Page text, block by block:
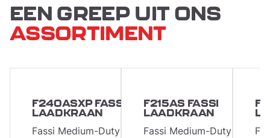
EEN GREEP UIT ONS
ASSORTIMENT
F240ASXP FASSI
LAADKRAAN
Fassi Medium-Duty kranen
F215AS FASSI
LAADKRAAN
Fassi Medium-Duty kranen